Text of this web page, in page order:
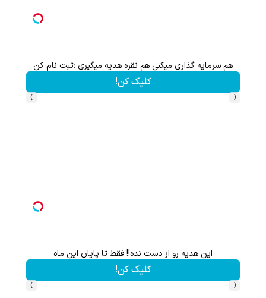
هم سرمایه گذاری میکنی هم نقره هدیه میگیری ؛ثبت نام کن
کلیک کن!
‹
›
این هدیه رو از دست نده!! فقط تا پایان این ماه
کلیک کن!
‹
›